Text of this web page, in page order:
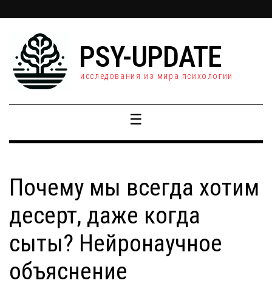
PSY-UPDATE
исследования из мира психологии
☰
Почему мы всегда хотим
десерт, даже когда
сыты? Нейронаучное
объяснение